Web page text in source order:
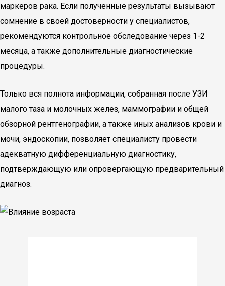
маркеров рака. Если полученные результаты вызывают
сомнение в своей достоверности у специалистов,
рекомендуются контрольное обследование через 1-2
месяца, а также дополнительные диагностические
процедуры.
Только вся полнота информации, собранная после УЗИ
малого таза и молочных желез, маммографии и общей
обзорной рентгенографии, а также иных анализов крови и
мочи, эндоскопии, позволяет специалисту провести
адекватную дифференциальную диагностику,
подтверждающую или опровергающую предварительный
диагноз.